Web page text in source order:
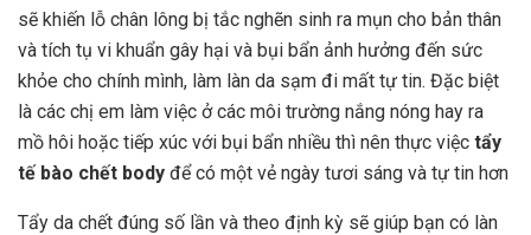
sẽ khiến lỗ chân lông bị tắc nghẽn sinh ra mụn cho bản thân
và tích tụ vi khuẩn gây hại và bụi bẩn ảnh hưởng đến sức
khỏe cho chính mình, làm làn da sạm đi mất tự tin. Đặc biệt
là các chị em làm việc ở các môi trường nắng nóng hay ra
mồ hôi hoặc tiếp xúc với bụi bẩn nhiều thì nên thực việc tẩy
tế bào chết body để có một vẻ ngày tươi sáng và tự tin hơn
Tẩy da chết đúng số lần và theo định kỳ sẽ giúp bạn có làn